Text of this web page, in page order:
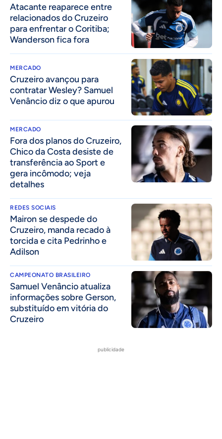
Atacante reaparece entre
relacionados do Cruzeiro
para enfrentar o Coritiba;
Wanderson fica fora
MERCADO
Cruzeiro avançou para
contratar Wesley? Samuel
Venâncio diz o que apurou
MERCADO
Fora dos planos do Cruzeiro,
Chico da Costa desiste de
transferência ao Sport e
gera incômodo; veja
detalhes
REDES SOCIAIS
Mairon se despede do
Cruzeiro, manda recado à
torcida e cita Pedrinho e
Adilson
CAMPEONATO BRASILEIRO
Samuel Venâncio atualiza
informações sobre Gerson,
substituído em vitória do
Cruzeiro
publicidade